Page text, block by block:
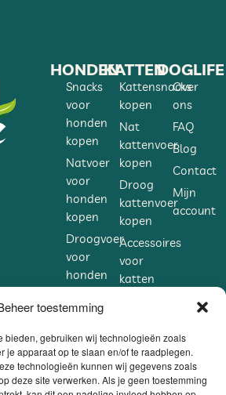
toestemming
bieden, gebruiken wij technologieën zoals
je apparaat op te slaan en/of te raadplegen.
technologieën kunnen wij gegevens zoals
deze site verwerken. Als je geen toestemming
HONDEN
Snacks
voor
honden
kopen
Natvoer
voor
honden
kopen
Droogvoer
voor
honden
Accessoires
voor
honden
kopen
Supplementen
KATTEN
Kattensnacks
kopen
Nat
kattenvoer
kopen
Droog
kattenvoer
kopen
Accessoires
voor
katten
voor
katten
kopen
DOGLIFE
Over
ons
FAQ
Blog
Contact
Mijn
account